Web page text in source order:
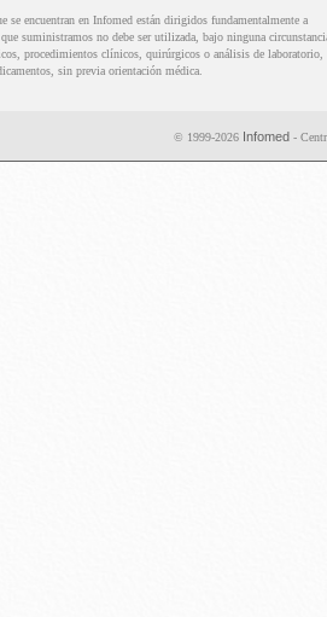
se encuentran en Infomed están dirigidos fundamentalmente a
suministramos no debe ser utilizada, bajo ninguna
procedimientos clínicos, quirúrgicos o análisis de laboratorio,
sin previa orientación médica.
© 1999-2026 Infomed -